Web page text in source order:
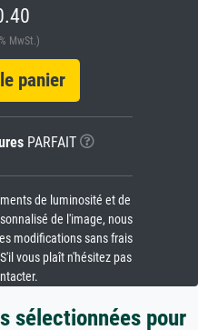
MwSt.)
panier
PARFAIT
de luminosité et de
de l'image, nous
modifications sans frais
vous plaît n'hésitez pas
sélectionnées pour